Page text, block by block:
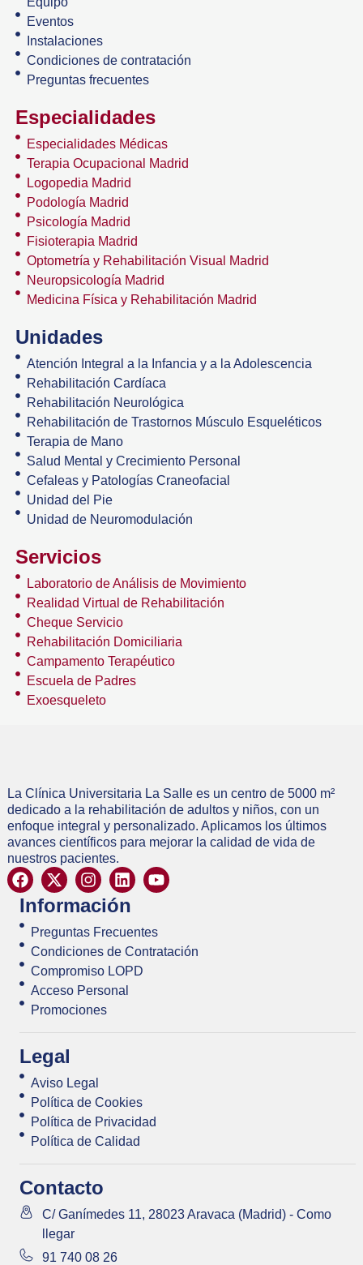
Eventos
Instalaciones
Condiciones de contratación
Preguntas frecuentes
Especialidades
Especialidades Médicas
Terapia Ocupacional Madrid
Logopedia Madrid
Podología Madrid
Psicología Madrid
Fisioterapia Madrid
Optometría y Rehabilitación Visual Madrid
Neuropsicología Madrid
Medicina Física y Rehabilitación Madrid
Unidades
Atención Integral a la Infancia y a la Adolescencia
Rehabilitación Cardíaca
Rehabilitación Neurológica
Rehabilitación de Trastornos Músculo Esqueléticos
Terapia de Mano
Salud Mental y Crecimiento Personal
Cefaleas y Patologías Craneofacial
Unidad del Pie
Unidad de Neuromodulación
Servicios
Laboratorio de Análisis de Movimiento
Realidad Virtual de Rehabilitación
Cheque Servicio
Rehabilitación Domiciliaria
Campamento Terapéutico
Escuela de Padres
Exoesqueleto
La Clínica Universitaria La Salle es un centro de 5000 m²
dedicado a la rehabilitación de adultos y niños, con un
enfoque integral y personalizado. Aplicamos los últimos
avances científicos para mejorar la calidad de vida de
nuestros pacientes.
Información
Preguntas Frecuentes
Condiciones de Contratación
Compromiso LOPD
Acceso Personal
Promociones
Legal
Aviso Legal
Política de Cookies
Política de Privacidad
Política de Calidad
Contacto
C/ Ganímedes 11, 28023 Aravaca (Madrid) - Como
llegar
91 740 08 26